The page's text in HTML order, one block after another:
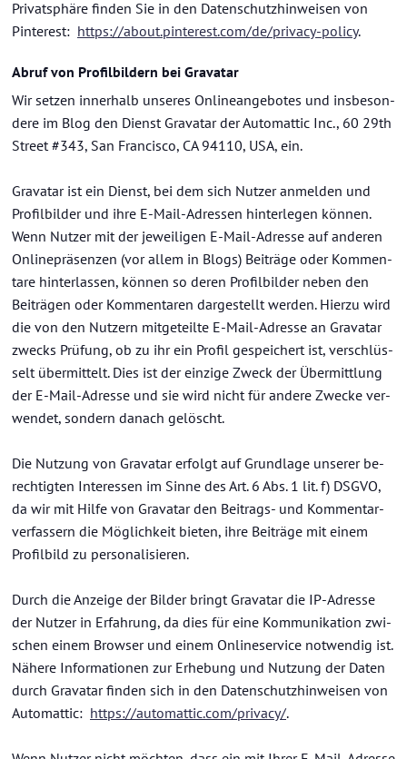
Pri­vat­sphä­re fin­den Sie in den Da­ten­schutz­hin­wei­sen von
Pin­te­rest: https://about.pin­te­rest.com/de/privacy-​policy.
Abruf von Pro­fil­bil­dern bei Gra­va­tar
Wir set­zen in­ner­halb un­se­res On­line­an­ge­bo­tes und ins­be­son­
de­re im Blog den Dienst Gra­va­tar der Au­to­mat­tic Inc., 60 29th
Street #343, San Fran­cis­co, CA 94110, USA, ein.
Gra­va­tar ist ein Dienst, bei dem sich Nut­zer an­mel­den und
Pro­fil­bil­der und ihre E-​Mail-Adressen hin­ter­le­gen kön­nen.
Wenn Nut­zer mit der je­wei­li­gen E-​Mail-Adresse auf an­de­ren
On­line­prä­sen­zen (vor allem in Blogs) Bei­trä­ge oder Kom­men­
ta­re hin­ter­las­sen, kön­nen so deren Pro­fil­bil­der neben den
Bei­trä­gen oder Kom­men­ta­ren dar­ge­stellt wer­den. Hier­zu wird
die von den Nut­zern mit­ge­teil­te E-​Mail-Adresse an Gra­va­tar
zwecks Prü­fung, ob zu ihr ein Pro­fil ge­spei­chert ist, ver­schlüs­
selt über­mit­telt. Dies ist der ein­zi­ge Zweck der Über­mitt­lung
der E-​Mail-Adresse und sie wird nicht für an­de­re Zwe­cke ver­
wen­det, son­dern da­nach ge­löscht.
Die Nut­zung von Gra­va­tar er­folgt auf Grund­la­ge un­se­rer be­
rech­tig­ten In­ter­es­sen im Sinne des Art. 6 Abs. 1 lit. f) DSGVO,
da wir mit Hilfe von Gra­va­tar den Beitrags-​ und Kom­men­tar­
ver­fas­sern die Mög­lich­keit bie­ten, ihre Bei­trä­ge mit einem
Pro­fil­bild zu per­so­na­li­sie­ren.
Durch die An­zei­ge der Bil­der bringt Gra­va­tar die IP-​Adresse
der Nut­zer in Er­fah­rung, da dies für eine Kom­mu­ni­ka­ti­on zwi­
schen einem Brow­ser und einem On­line­ser­vice not­wen­dig ist.
Nä­he­re In­for­ma­tio­nen zur Er­he­bung und Nut­zung der Daten
durch Gra­va­tar fin­den sich in den Da­ten­schutz­hin­wei­sen von
Au­to­mat­tic: https://au­to­mat­tic.com/pri­va­cy/.